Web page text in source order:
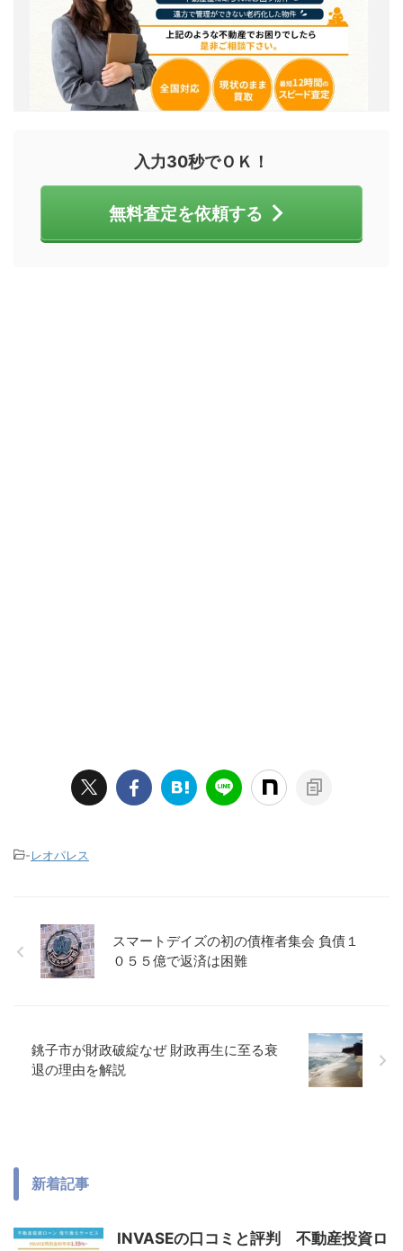
入力30秒でＯＫ！
無料査定を依頼する
-レオパレス
スマートデイズの初の債権者集会 負債１
０５５億で返済は困難
銚子市が財政破綻なぜ 財政再生に至る衰
退の理由を解説
新着記事
INVASEの口コミと評判 不動産投資ロ